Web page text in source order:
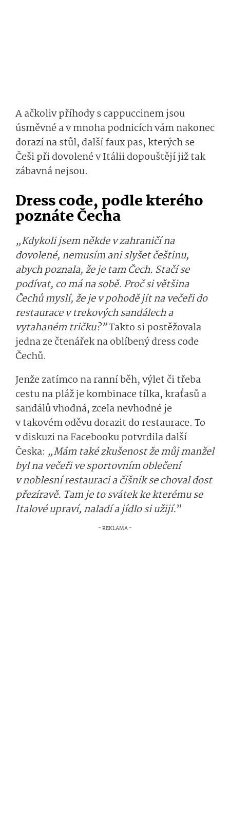
A ačkoliv příhody s cappuccinem jsou
úsměvné a v mnoha podnicích vám nakonec
dorazí na stůl, další faux pas, kterých se
Češi při dovolené v Itálii dopouštějí již tak
zábavná nejsou.
Dress code, podle kterého
poznáte Čecha
„Kdykoli jsem někde v zahraničí na
dovolené, nemusím ani slyšet češtinu,
abych poznala, že je tam Čech. Stačí se
podívat, co má na sobě. Proč si většina
Čechů myslí, že je v pohodě jít na večeři do
restaurace v trekových sandálech a
vytahaném tričku?”Takto si postěžovala
jedna ze čtenářek na oblíbený dress code
Čechů.
Jenže zatímco na ranní běh, výlet či třeba
cestu na pláž je kombinace tílka, kraťasů a
sandálů vhodná, zcela nevhodné je
v takovém oděvu dorazit do restaurace. To
v diskuzi na Facebooku potvrdila další
Česka: „Mám také zkušenost že můj manžel
byl na večeři ve sportovním oblečení
v noblesní restauraci a číšník se choval dost
přezíravě. Tam je to svátek ke kterému se
Italové upraví, naladí a jídlo si užijí.”